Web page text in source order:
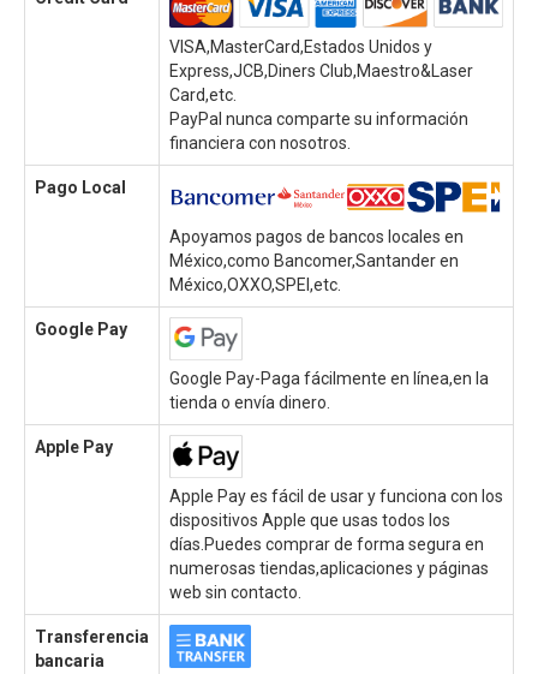
VISA,MasterCard,Estados Unidos y
Express,JCB,Diners Club,Maestro&Laser
Card,etc.
PayPal nunca comparte su información
financiera con nosotros.
Pago Local
Apoyamos pagos de bancos locales en
México,como Bancomer,Santander en
México,OXXO,SPEI,etc.
Google Pay
Google Pay-Paga fácilmente en línea,en la
tienda o envía dinero.
Apple Pay
Apple Pay es fácil de usar y funciona con los
dispositivos Apple que usas todos los
días.Puedes comprar de forma segura en
numerosas tiendas,aplicaciones y páginas
web sin contacto.
Transferencia
bancaria